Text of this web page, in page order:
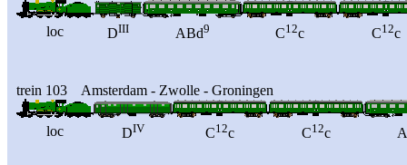
loc DIII ABd9 C12c C12c
trein 103 Amsterdam - Zwolle - Groningen
loc DIV C12c C12c